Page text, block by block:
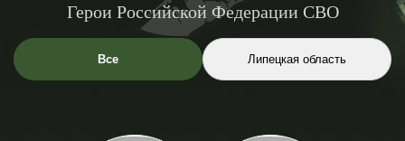
Герои Российской Федерации СВО
Все Липецкая область